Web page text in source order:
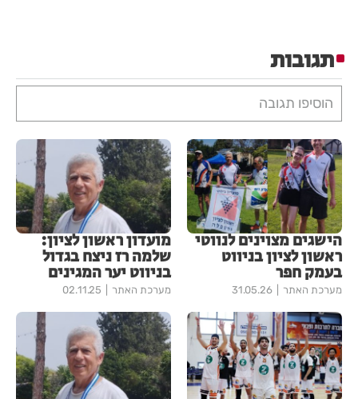
תגובות
הוסיפו תגובה
הישגים מצוינים לנווטי
ראשון לציון בניווט
בעמק חפר
מערכת האתר 31.05.26
מועדון ראשון לציון:
שלמה רז ניצח בגדול
בניווט יער המגינים
מערכת האתר 02.11.25